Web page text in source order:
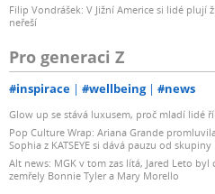
Filip Vondrášek: V Jižní Americe si lidé
neřeší
Pro generaci Z
#inspirace #wellbeing #news
Glow up se stává luxusem, proč mladí lidé
Pop Culture Wrap: Ariana Grande
Sophia z KATSEYE si dává pauzu od skupiny
Alt news: MGK v tom zas lítá, Jared Leto
zemřely Bonnie Tyler a Mary Morello